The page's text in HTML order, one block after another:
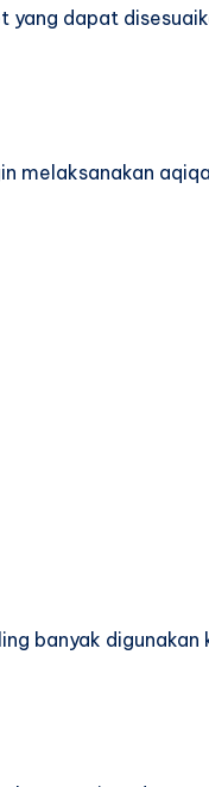
dapat
melaksanakan
banyak